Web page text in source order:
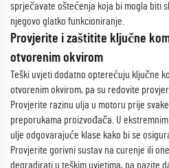
sprječavate oštećenja koja bi mogla biti
njegovo glatko funkcioniranje.
Provjerite i zaštitite ključne
otvorenim okvirom
Teški uvjeti dodatno opterećuju ključne
otvorenim okvirom, pa su redovite
Provjerite razinu ulja u motoru prije
preporukama proizvođača. U
ulje odgovarajuće klase kako bi se
Provjerite gorivni sustav na curenje ili
degradirati u teškim uvjetima, pa pazite